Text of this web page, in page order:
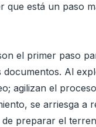
que está un paso
el primer paso
documentos. Al
agilizan el
se arriesga a
de preparar el